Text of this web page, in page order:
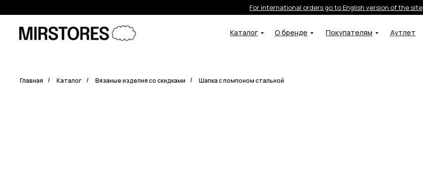
Каталог Покупателям Аутлет
О бренде
For international orders go to English version of the site
Главная / Каталог / Вязаные изделия со скидками / Шапка с помпоном стальной